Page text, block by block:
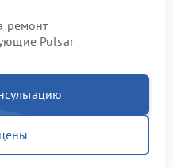
ремонт
Pulsar